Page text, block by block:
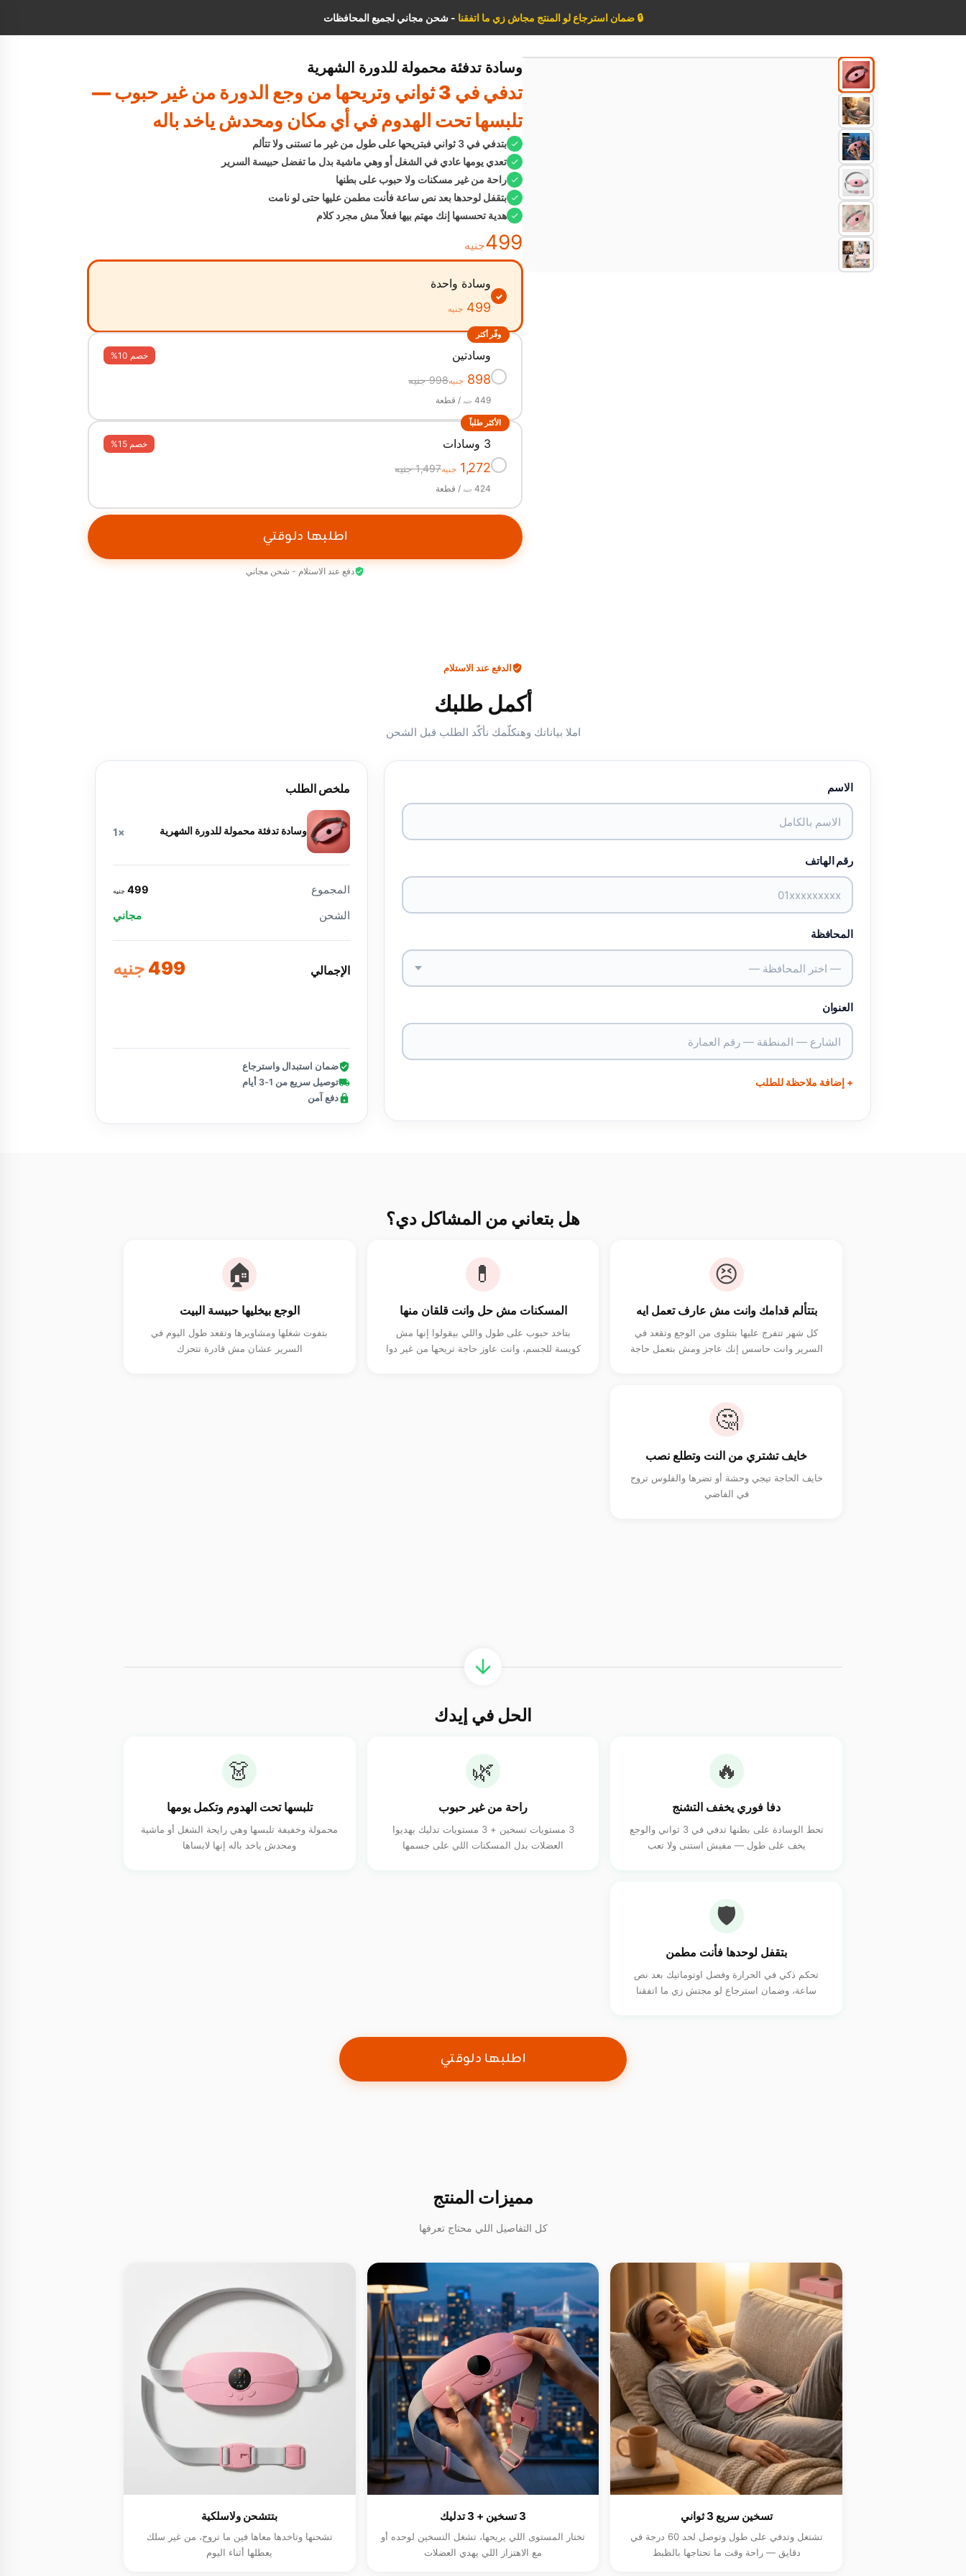
🔒 ضمان استرجاع لو المنتج مجاش زي ما اتفقنا - شحن مجاني لجميع المحافظات
وسادة تدفئة محمولة للدورة الشهرية
تدفي في 3 ثواني وتريحها من وجع الدورة من غير حبوب —
تلبسها تحت الهدوم في أي مكان ومحدش ياخد باله
بتدفي في 3 ثواني فبتريحها على طول من غير ما تستنى ولا تتألم
تعدي يومها عادي في الشغل أو وهي ماشية بدل ما تفضل حبيسة السرير
راحة من غير مسكنات ولا حبوب على بطنها
بتقفل لوحدها بعد نص ساعة فأنت مطمن عليها حتى لو نامت
هدية تحسسها إنك مهتم بيها فعلاً مش مجرد كلام
499جنيه
✓
وسادة واحدة
499 جنيه
وفّر أكتر
✓
وسادتين خصم 10%
898 جنيه998 جنيه
449 جنيه / قطعة
الأكثر طلباً
✓
3 وسادات خصم 15%
1,272 جنيه1,497 جنيه
424 جنيه / قطعة
اطلبها دلوقتي
دفع عند الاستلام - شحن مجاني
الدفع عند الاستلام
أكمل طلبك
املا بياناتك وهنكلّمك نأكّد الطلب قبل الشحن
الاسم
رقم الهاتف
المحافظة
— اختر المحافظة —
العنوان
+ إضافة ملاحظة للطلب
ملخص الطلب
وسادة تدفئة محمولة للدورة الشهرية ×1
المجموع 499 جنيه
الشحن مجاني
الإجمالي 499 جنيه
ضمان استبدال واسترجاع
توصيل سريع من 1-3 أيام
دفع آمن
هل بتعاني من المشاكل دي؟
😣
بتتألم قدامك وانت مش عارف تعمل ايه
كل شهر تتفرج عليها بتتلوى من الوجع وتقعد في
السرير وانت حاسس إنك عاجز ومش بتعمل حاجة
💊
المسكنات مش حل وانت قلقان منها
بتاخد حبوب على طول واللي بيقولوا إنها مش
كويسة للجسم، وانت عاوز حاجة تريحها من غير دوا
🏠
الوجع بيخليها حبيسة البيت
بتفوت شغلها ومشاويرها وتقعد طول اليوم في
السرير عشان مش قادرة تتحرك
🤔
خايف تشتري من النت وتطلع نصب
خايف الحاجة تيجي وحشة أو تضرها والفلوس تروح
في الفاضي
الحل في إيدك
🔥
دفا فوري يخفف التشنج
تحط الوسادة على بطنها تدفي في 3 ثواني والوجع
يخف على طول — مفيش استنى ولا تعب
🌿
راحة من غير حبوب
3 مستويات تسخين + 3 مستويات تدليك يهديوا
العضلات بدل المسكنات اللي على جسمها
👗
تلبسها تحت الهدوم وتكمل يومها
محمولة وخفيفة تلبسها وهي رايحة الشغل أو ماشية
ومحدش ياخد باله إنها لابساها
🛡️
بتقفل لوحدها فأنت مطمن
تحكم ذكي في الحرارة وفصل اوتوماتيك بعد نص
ساعة، وضمان استرجاع لو مجتش زي ما اتفقنا
اطلبها دلوقتي
مميزات المنتج
كل التفاصيل اللي محتاج تعرفها
تسخين سريع 3 ثواني
تشتغل وتدفي على طول وتوصل لحد 60 درجة في
دقايق — راحة وقت ما تحتاجها بالظبط
3 تسخين + 3 تدليك
تختار المستوى اللي يريحها، تشغل التسخين لوحده أو
مع الاهتزاز اللي يهدي العضلات
بتتشحن ولاسلكية
تشحنها وتاخدها معاها فين ما تروح، من غير سلك
يعطلها أثناء اليوم